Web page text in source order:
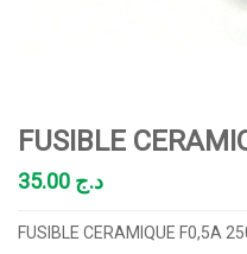
FUSIBLE
د.ج
FUSIBLE CERAMIQUE F0,5A